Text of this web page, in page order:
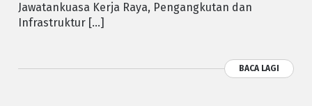
Jawatankuasa Kerja Raya, Pengangkutan dan
Infrastruktur […]
BACA LAGI